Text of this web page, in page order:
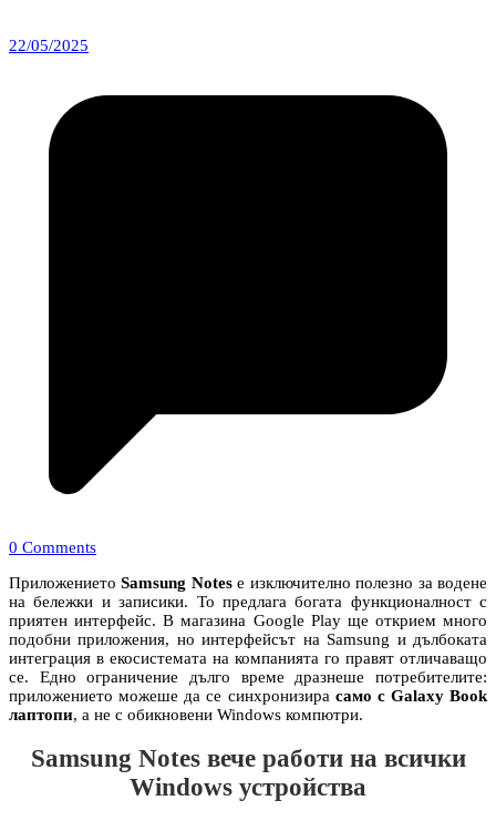
22/05/2025
0 Comments
ПриложениетоSamsung Notesе изключително полезно за водене
на бележки и записики. То предлага богата функционалност с
приятен интерфейс. В магазина Google Play ще открием много
подобни приложения, но интерфейсът на Samsung и дълбоката
интеграция в екосистемата на компанията го правят отличаващо
се. Едно ограничение дълго време дразнеше потребителите:
приложението можеше да се синхронизира само с Galaxy Book
лаптопи, а не с обикновени Windows компютри.
Samsung Notes вече работи на всички
Windows устройства